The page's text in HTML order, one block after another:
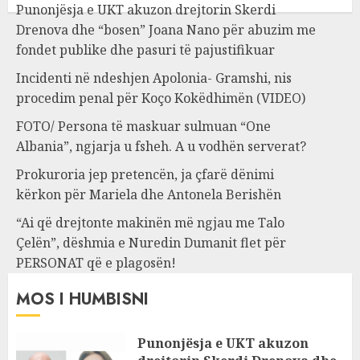
Punonjësja e UKT akuzon drejtorin Skerdi
Drenova dhe “bosen” Joana Nano për abuzim me
fondet publike dhe pasuri të pajustifikuar
Incidenti në ndeshjen Apolonia- Gramshi, nis
procedim penal për Koço Kokëdhimën (VIDEO)
FOTO/ Persona të maskuar sulmuan “One
Albania”, ngjarja u fsheh. A u vodhën serverat?
Prokuroria jep pretencën, ja çfarë dënimi
kërkon për Mariela dhe Antonela Berishën
“Ai që drejtonte makinën më ngjau me Talo
Çelën”, dëshmia e Nuredin Dumanit flet për
PERSONAT që e plagosën!
MOS I HUMBISNI
Punonjësja e UKT akuzon